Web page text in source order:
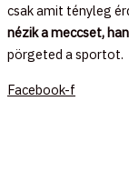
csak amit tényleg
nézik a meccset,
pörgeted a sportot.
Facebook-f